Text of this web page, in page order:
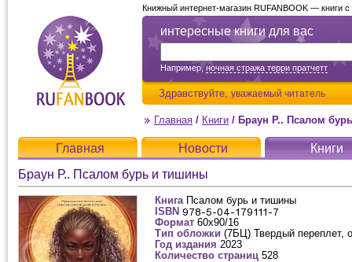
интересные книги для вас
Например,ночная стража терри пратчетт
Здравствуйте, уважаемый читатель
Книжный интернет-магазин RUFANBOOK — книги
Главная / Книги / Браун Р.. Псалом
Главная Новости
Книги
Браун Р.. Псалом бурь и тишины
Книга Псалом бурь и тишины
ISBN
Формат 60x90/16
Тип обложки (7БЦ) Твердый переплет,
Год издания 2023
Количество страниц 528